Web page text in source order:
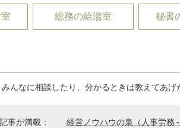
総務の給湯室 秘書
んなに相談したり、分かるときは教えてあげ
事が満載： 経営ノウハウの泉（人事労務